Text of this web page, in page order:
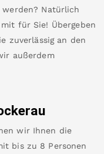
werden? Natürlich
für Sie! Übergeben
zuverlässig an den
außerdem
wir Ihnen die
bis zu 8 Personen